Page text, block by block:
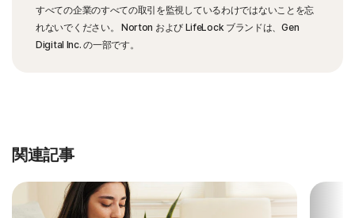
すべての企業のすべての取引を監視しているわけではないことを忘
れないでください。 Norton および LifeLock ブランドは、Gen
Digital Inc. の一部です。
関連記事